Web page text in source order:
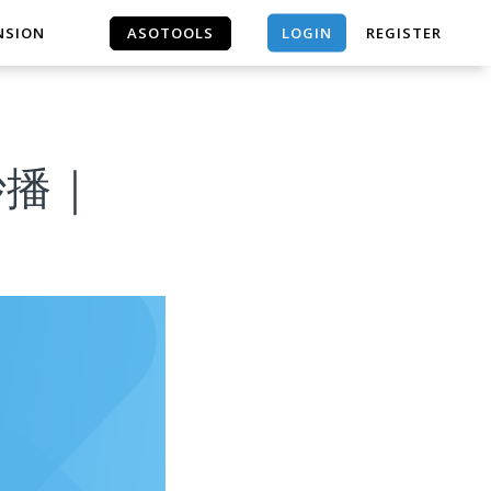
ASOTOOLS LOGIN REGISTER
｜